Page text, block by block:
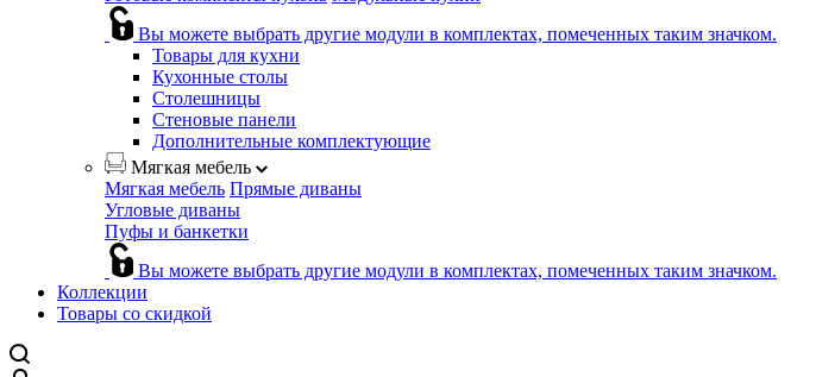
Вы можете выбрать другие модули в комплектах, помеченных таким значком.
Товары для кухни
Кухонные столы
Столешницы
Стеновые панели
Дополнительные комплектующие
Мягкая мебель
Мягкая мебель Прямые диваны
Угловые диваны
Пуфы и банкетки
Вы можете выбрать другие модули в комплектах, помеченных таким значком.
Коллекции
Товары со скидкой